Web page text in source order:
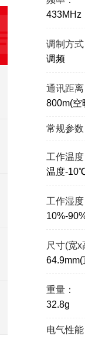
433MHz
调制方
调频
通讯距
800m(空
常规参数
工作温
温度-
工作湿
10%-
尺寸(宽x
64.9mm(
重量：
32.8g
电气性能